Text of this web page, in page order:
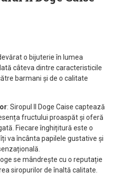
o bijuterie în lumea
câteva dintre caracteristicile
barmani și de o calitate
: Siropul Il Doge Caise captează
fructului proaspăt și oferă
Fiecare înghițitură este o
va încânta papilele gustative și
se mândrește cu o reputație
siropurilor de înaltă calitate.